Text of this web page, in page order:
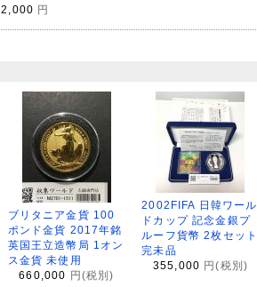
2,000 円
ブリタニア金貨 100
ポンド金貨 2017年銘
英国王立造幣局 1オン
ス金貨 未使用
660,000
円(税別)
2002FIFA 日韓ワール
ドカップ 記念金銀プ
ルーフ貨幣 2枚セット
完未品
355,000 円(税別)